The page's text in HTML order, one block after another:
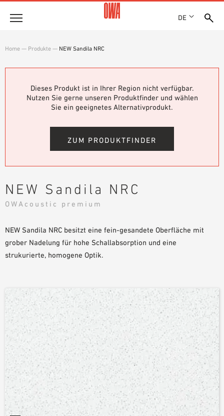
DE
STANDORTE
NACHHALTIGKEIT
Produkte
PRODUKTÜBERSICHT
GEFÜHRTE SUCHE
Lösungen
EINSATZGEBIETE
AUSSCHREIBUNGSTEXTE
DOWNLOADS
PLANUNGSHILFEN
MUSTERBESTELLUNG
Karriere
Home — Produkte — NEW Sandila NRC
Dieses Produkt ist in Ihrer Region nicht verfügbar.
Nutzen Sie gerne unseren Produktfinder und wählen
Sie ein geeignetes Alternativprodukt.
ZUM PRODUKTFINDER
NEW Sandila NRC
OWAcoustic premium
NEW Sandila NRC besitzt eine fein-gesandete Oberfläche mit
grober Nadelung für hohe Schallabsorption und eine
strukurierte, homogene Optik.